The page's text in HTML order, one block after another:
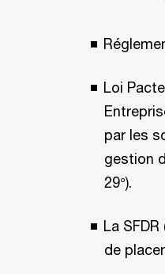
Loi
par les
gestion
29°).
La
de